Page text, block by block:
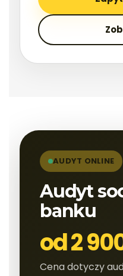
AUDYT ONLINE
Audyt
banku
od 2
Cena dotyczy